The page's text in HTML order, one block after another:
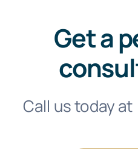
Get a
Call us today at